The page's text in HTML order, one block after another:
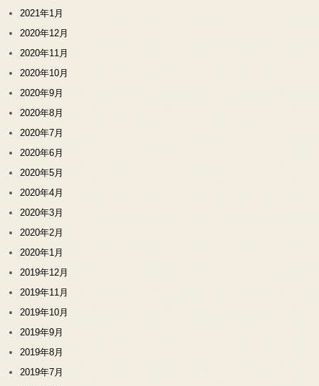
2021年1月
2020年12月
2020年11月
2020年10月
2020年9月
2020年8月
2020年7月
2020年6月
2020年5月
2020年4月
2020年3月
2020年2月
2020年1月
2019年12月
2019年11月
2019年10月
2019年9月
2019年8月
2019年7月